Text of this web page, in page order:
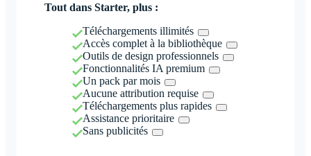
Tout dans Starter, plus :
Téléchargements illimités
Accès complet à la bibliothèque
Outils de design professionnels
Fonctionnalités IA premium
Un pack par mois
Aucune attribution requise
Téléchargements plus rapides
Assistance prioritaire
Sans publicités